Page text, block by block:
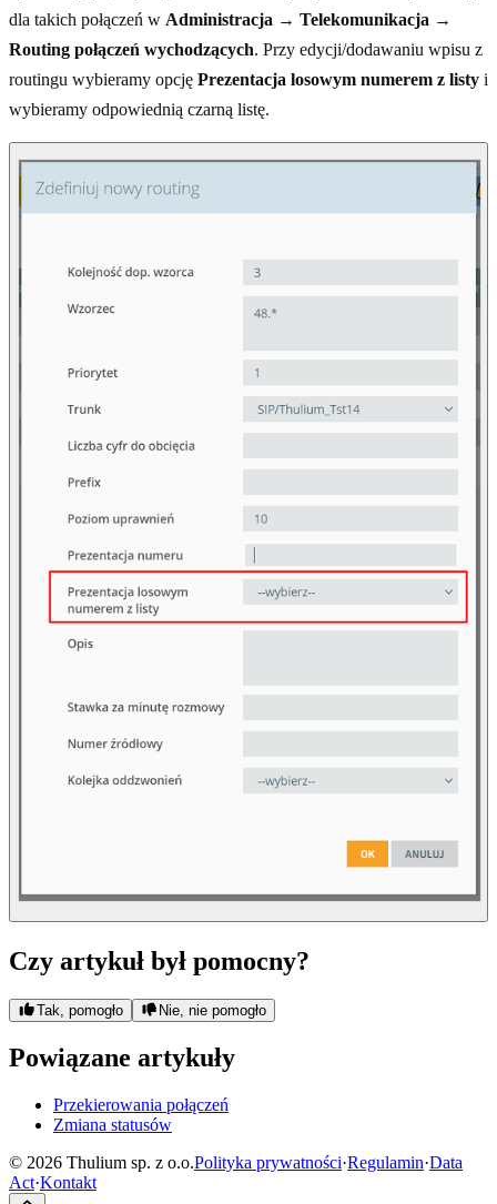
dla takich połączeń w Administracja → Telekomunikacja →
Routing połączeń wychodzących. Przy edycji/dodawaniu wpisu z
routingu wybieramy opcję Prezentacja losowym numerem z listy i
wybieramy odpowiednią czarną listę.
Czy artykuł był pomocny?
Tak, pomogło Nie, nie pomogło
Powiązane artykuły
Przekierowania połączeń
Zmiana statusów
© 2026 Thulium sp. z o.o.Polityka prywatności·Regulamin·Data
Act·Kontakt